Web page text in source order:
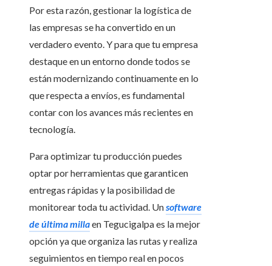
Por esta razón, gestionar la logística de
las empresas se ha convertido en un
verdadero evento. Y para que tu empresa
destaque en un entorno donde todos se
están modernizando continuamente en lo
que respecta a envíos, es fundamental
contar con los avances más recientes en
tecnología.
Para optimizar tu producción puedes
optar por herramientas que garanticen
entregas rápidas y la posibilidad de
monitorear toda tu actividad. Unsoftware
de última millaen Tegucigalpa es la mejor
opción ya que organiza las rutas y realiza
seguimientos en tiempo real en pocos